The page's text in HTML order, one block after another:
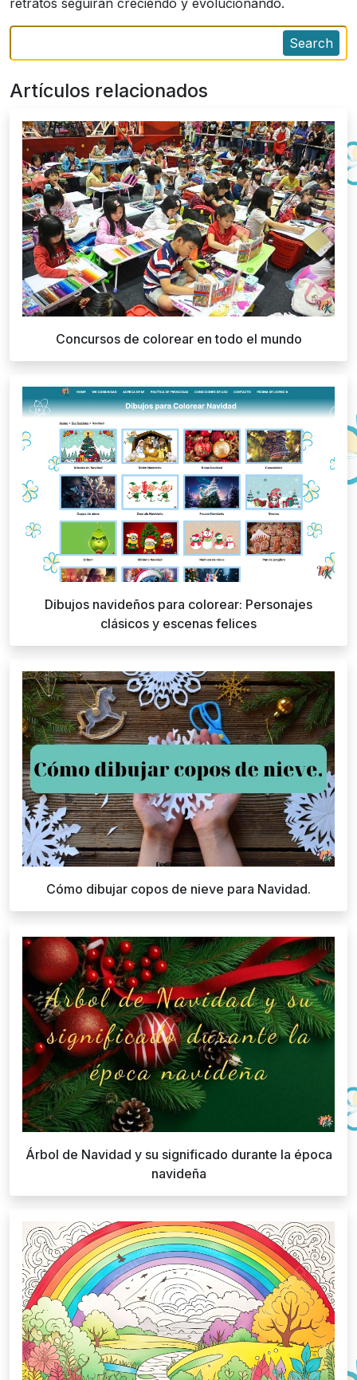
retratos seguirán creciendo y evolucionando.
Search
Artículos relacionados
Concursos de colorear en todo el mundo
Dibujos navideños para colorear: Personajes
clásicos y escenas felices
Cómo dibujar copos de nieve para Navidad.
Árbol de Navidad y su significado durante la época
navideña